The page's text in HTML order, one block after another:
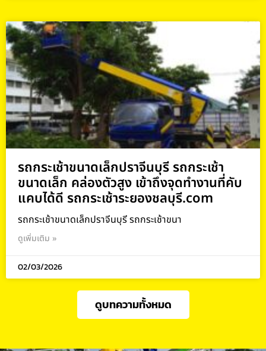
รถกระเช้าขนาดเล็กปราจีนบุรี รถกระเช้า
ขนาดเล็ก คล่องตัวสูง เข้าถึงจุดทำงานที่คับ
แคบได้ดี รถกระเช้าระยองชลบุรี.com
รถกระเช้าขนาดเล็กปราจีนบุรี รถกระเช้าขนา
ดูเพิ่มเติม »
02/03/2026
ดูบทความทั้งหมด